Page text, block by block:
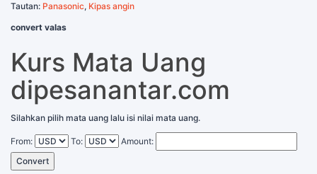
Tautan: Panasonic, Kipas angin
convert valas
Kurs Mata Uang
dipesanantar.com
Silahkan pilih mata uang lalu isi nilai mata uang.
From: To:
Amount:
Convert